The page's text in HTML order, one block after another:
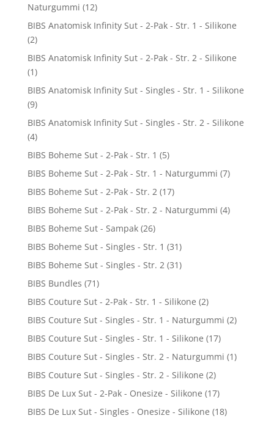
Naturgummi (12)
BIBS Anatomisk Infinity Sut - 2-Pak - Str. 1 - Silikone
(2)
BIBS Anatomisk Infinity Sut - 2-Pak - Str. 2 - Silikone
(1)
BIBS Anatomisk Infinity Sut - Singles - Str. 1 - Silikone
(9)
BIBS Anatomisk Infinity Sut - Singles - Str. 2 - Silikone
(4)
BIBS Boheme Sut - 2-Pak - Str. 1 (5)
BIBS Boheme Sut - 2-Pak - Str. 1 - Naturgummi (7)
BIBS Boheme Sut - 2-Pak - Str. 2 (17)
BIBS Boheme Sut - 2-Pak - Str. 2 - Naturgummi (4)
BIBS Boheme Sut - Sampak (26)
BIBS Boheme Sut - Singles - Str. 1 (31)
BIBS Boheme Sut - Singles - Str. 2 (31)
BIBS Bundles (71)
BIBS Couture Sut - 2-Pak - Str. 1 - Silikone (2)
BIBS Couture Sut - Singles - Str. 1 - Naturgummi (2)
BIBS Couture Sut - Singles - Str. 1 - Silikone (17)
BIBS Couture Sut - Singles - Str. 2 - Naturgummi (1)
BIBS Couture Sut - Singles - Str. 2 - Silikone (2)
BIBS De Lux Sut - 2-Pak - Onesize - Silikone (17)
BIBS De Lux Sut - Singles - Onesize - Silikone (18)